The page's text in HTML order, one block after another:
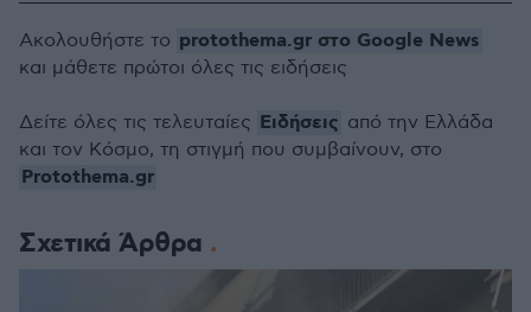
Σχετικά Άρθρα
Ακολουθήστε το protothema.gr στο Google News
και μάθετε πρώτοι όλες τις ειδήσεις
Δείτε όλες τις τελευταίες Ειδήσεις από την Ελλάδα
και τον Κόσμο, τη στιγμή που συμβαίνουν, στο
Protothema.gr